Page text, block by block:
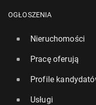
OGŁOSZENIA
Nieruchomości
Pracę oferują
Profile
Usługi